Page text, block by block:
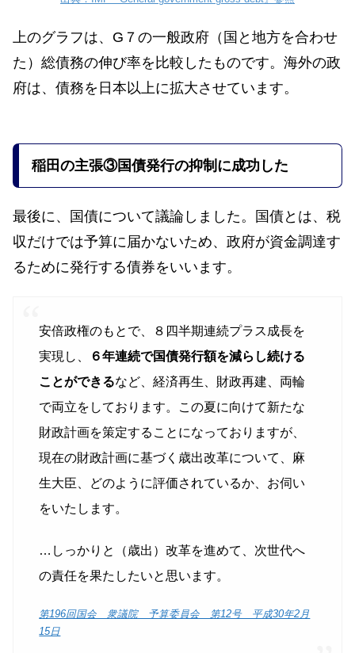
上のグラフは、G７の一般政府（国と地方を合わせ
た）総債務の伸び率を比較したものです。海外の政
府は、債務を日本以上に拡大させています。
稲田の主張③国債発行の抑制に成功した
最後に、国債について議論しました。国債とは、税
収だけでは予算に届かないため、政府が資金調達す
るために発行する債券をいいます。
安倍政権のもとで、８四半期連続プラス成長を
実現し、
６年連続で国債発行額を減らし続ける
ことができるなど、経済再生、財政再建、両輪
で両立をしております。この夏に向けて新たな
財政計画を策定することになっておりますが、
現在の財政計画に基づく歳出改革について、麻
生大臣、どのように評価されているか、お伺い
をいたします。
…しっかりと（歳出）改革を進めて、次世代へ
の責任を果たしたいと思います。
第196回国会 衆議院 予算委員会 第12号 平成30年2月
15日